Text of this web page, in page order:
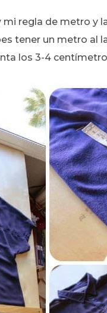
regla de metro y
tener un metro al
los 3-4